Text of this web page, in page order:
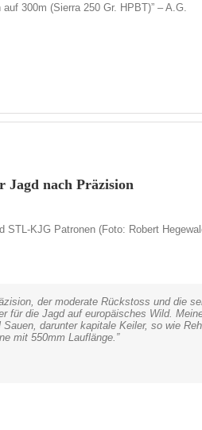
300m (Sierra 250 Gr. HPBT)” – A.G.
Jagd nach Präzision
STL-KJG Patronen (Foto: Robert
der moderate Rückstoss und die
für die Jagd auf europäisches Wild.
Sauen, darunter kapitale Keiler, so wie
mit 550mm Lauflänge.”